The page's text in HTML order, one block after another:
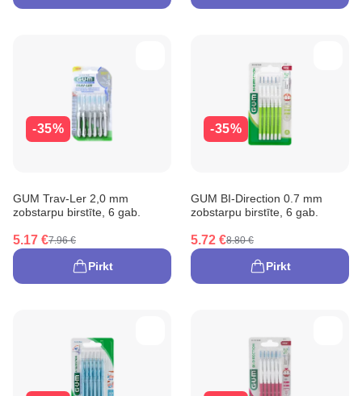
-35%
GUM Trav-Ler 2,0 mm
zobstarpu birstīte, 6 gab.
5.17 €7.96 €
Pirkt
-35%
GUM BI-Direction 0.7 mm
zobstarpu birstīte, 6 gab.
5.72 €8.80 €
Pirkt